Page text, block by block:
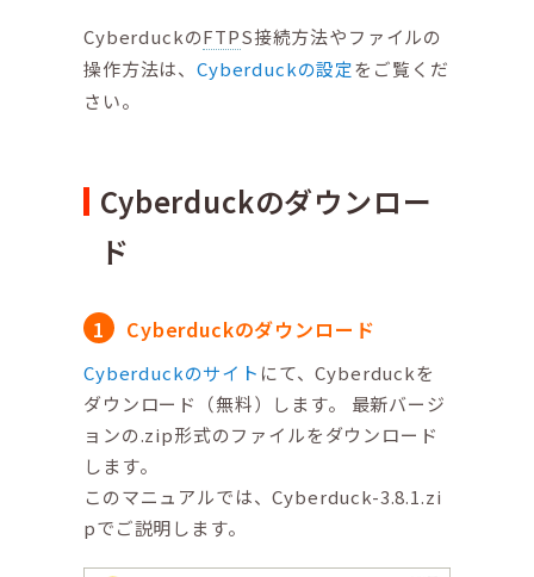
CyberduckのFTPS接続方法やファイルの
操作方法は、Cyberduckの設定をご覧くだ
さい。
Cyberduckのダウンロー
ド
Cyberduckのダウンロード
Cyberduckのサイト にて、Cyberduckを
ダウンロード（無料）します。 最新バージ
ョンの.zip形式のファイルをダウンロード
します。
このマニュアルでは、Cyberduck-3.8.1.zi
pでご説明します。